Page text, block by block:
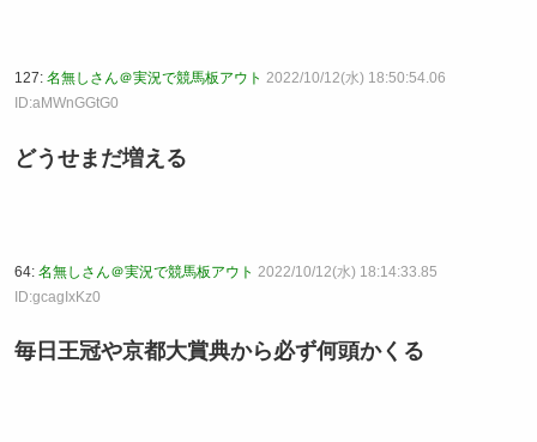
127: 名無しさん＠実況で競馬板アウト 2022/10/12(水) 18:50:54.06
ID:aMWnGGtG0
どうせまだ増える
64: 名無しさん＠実況で競馬板アウト 2022/10/12(水) 18:14:33.85
ID:gcagIxKz0
毎日王冠や京都大賞典から必ず何頭かくる